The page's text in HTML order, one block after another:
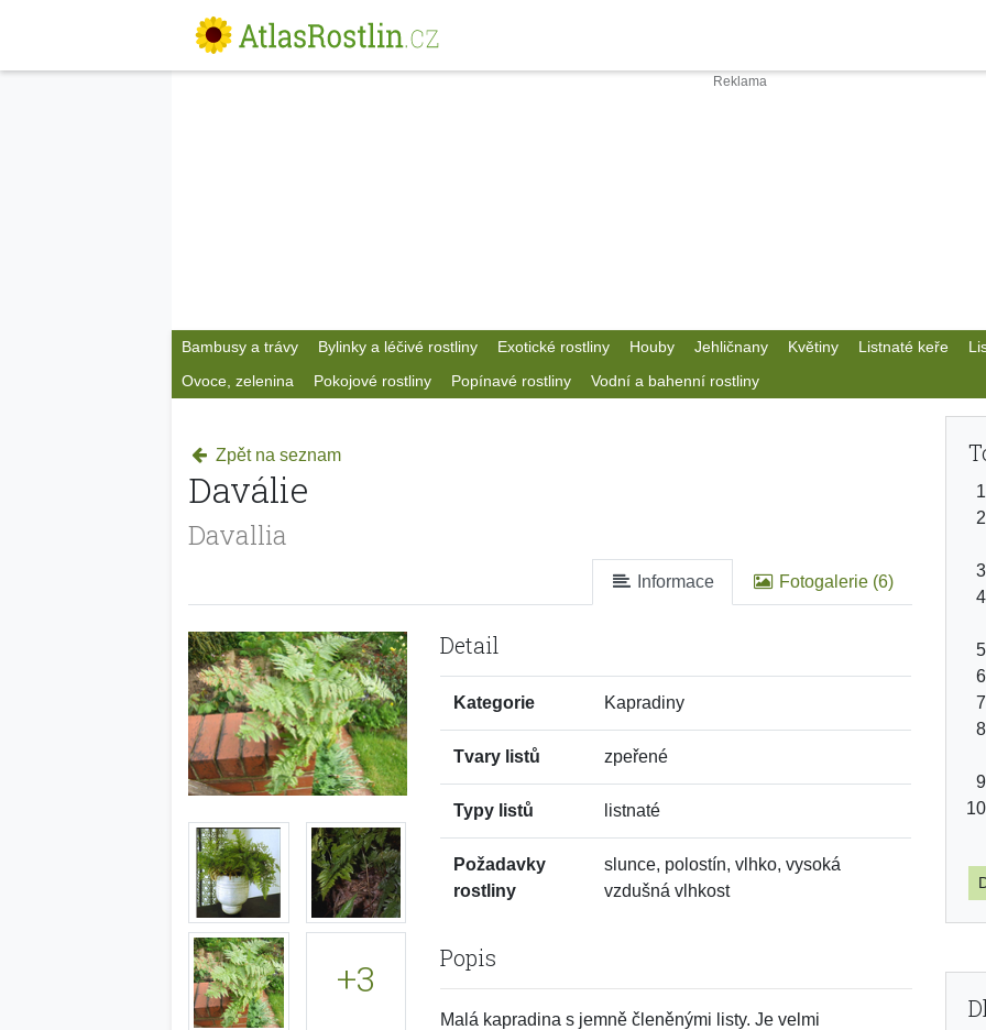
Bambusy a trávy Bylinky a léčivé rostliny Exotické rostliny Houby Jehličnany Květiny Listnaté keře
Ovoce, zelenina
Pokojové rostliny Popínavé rostliny Vodní a bahenní rostliny
Zpět na seznam
Daválie
Davallia
Informace Fotogalerie (6)
+3
Detail
Kategorie Kapradiny
Tvary listů zpeřené
Typy listů listnaté
Požadavky
rostliny
slunce, polostín, vlhko, vysoká
vzdušná vlhkost
Popis
Malá kapradina s jemně členěnými listy. Je velmi